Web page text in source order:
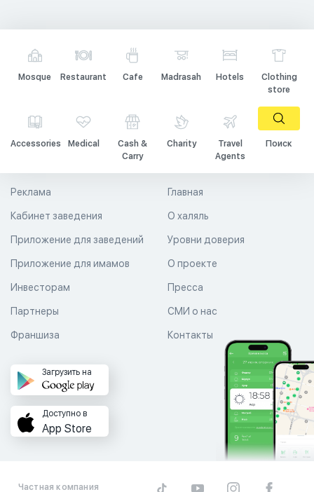
Mosque Restaurant Cafe Madrasah Hotels
Clothing
store
Accessories Medical
Cash &
Carry
Charity
Travel
Agents
Поиск
Главная
О халяль
Уровни доверия
Реклама
Кабинет заведения
Приложение для заведений
Приложение для имамов О проекте
Пресса
СМИ о нас
Контакты
Инвесторам
Партнеры
Франшиза
Загрузить на
Доступно в
App Store
Частная компания